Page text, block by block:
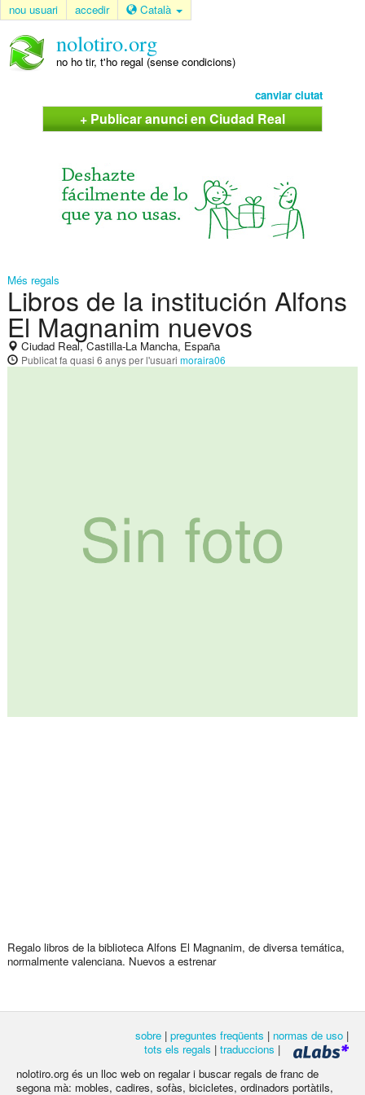
nou usuari accedir Català
nolotiro.org
no ho tir, t'ho regal (sense condicions)
canviar ciutat
+ Publicar anunci en Ciudad Real
Més regals
Libros de la institución Alfons
El Magnanim nuevos
Ciudad Real, Castilla-La Mancha, España
Publicatfa quasi 6 anysper l'usuari moraira06
Regalo libros de la biblioteca Alfons El Magnanim, de diversa temática,
normalmente valenciana. Nuevos a estrenar
sobre | preguntes freqüents | normas de uso |
tots els regals | traduccions |
nolotiro.org és un lloc web on regalar i buscar regals de franc de
segona mà: mobles, cadires, sofàs, bicicletes, ordinadors portàtils,